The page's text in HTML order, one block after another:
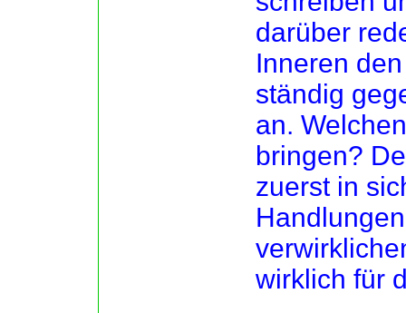
darüber
Inneren
ständig
an.
bringen?
zuerst in
wirklich für